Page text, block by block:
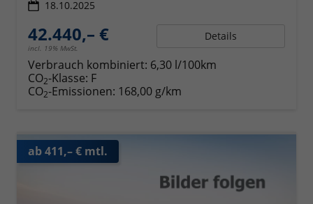
18.10.2025
42.440,– €
incl. 19% MwSt.
Details
Verbrauch kombiniert: 6,30 l/100km
CO2-Klasse: F
CO2-Emissionen: 168,00 g/km
ab 411,– € mtl.